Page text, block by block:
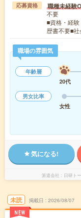
応募資格 職種未経験
不要
■資格・経
歴書不要■
職場の雰囲気
年齢層
20代
男女比率
女性
気になる!
派遣会社 日研ト
未読
NEW
掲載日 2026/08/07